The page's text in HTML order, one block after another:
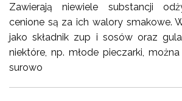
Zawierają niewiele substancji
cenione są za ich walory smakowe.
jako składnik zup i sosów oraz
niektóre, np. młode pieczarki,
surowo